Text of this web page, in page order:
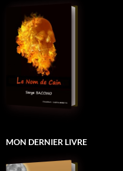
MON DERNIER LIVRE